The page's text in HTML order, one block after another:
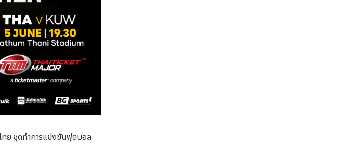
ย ชุดทำการแข่งขันฟุตบอล